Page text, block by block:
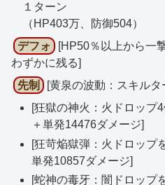
１ターン
（HP403万、防御504）
デフォ
[HP50％以上から一
わずかに残る]
先制
[黄泉の波動：スキル
[狂獄の神火：火ドロップ
＋単発14476ダメージ]
[狂苛焔獄弾：火ドロップ
単発10857ダメージ]
[蛇神の毒牙：闇ドロップ